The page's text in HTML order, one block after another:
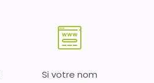
Si votre nom